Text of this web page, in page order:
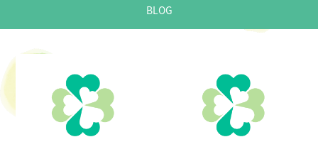
BLOG